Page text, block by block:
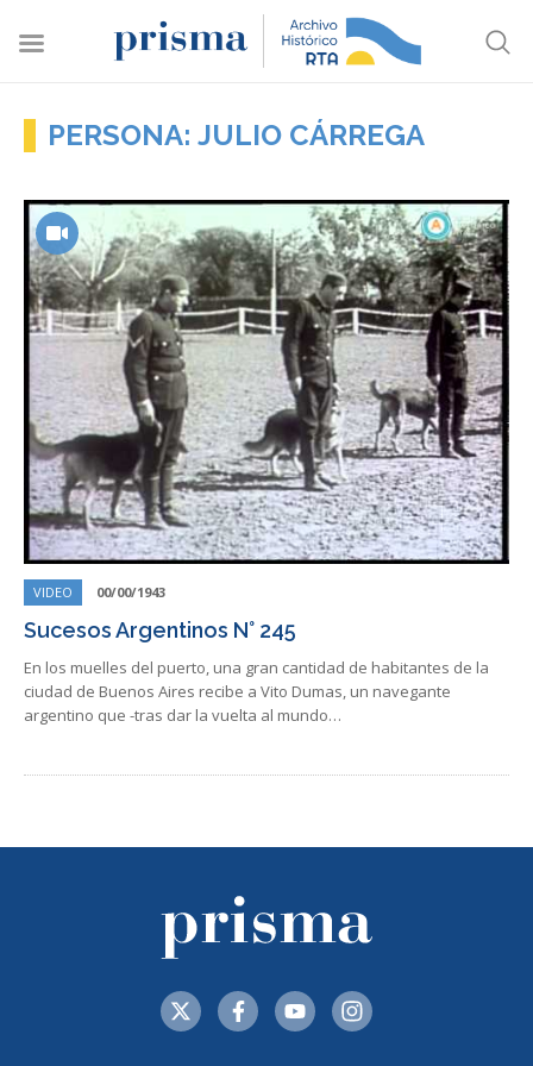
PERSONA: JULIO CÁRREGA
VIDEO 00/00/1943
Sucesos Argentinos N° 245
En los muelles del puerto, una gran cantidad de habitantes de la
ciudad de Buenos Aires recibe a Vito Dumas, un navegante
argentino que -tras dar la vuelta al mundo…